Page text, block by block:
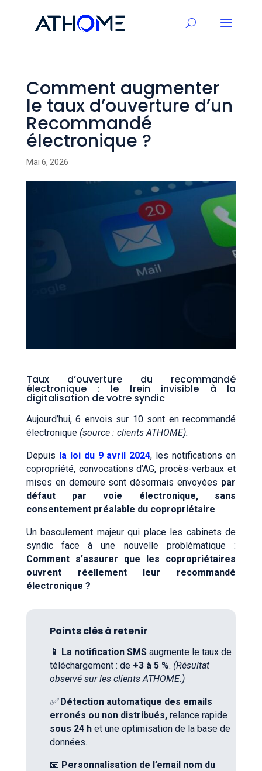
Comment augmenter
le taux d’ouverture d’un
Recommandé
électronique ?
Mai 6, 2026
Taux d’ouverture du recommandé
électronique : le frein invisible à la
digitalisation de votre syndic
Aujourd’hui, 6 envois sur 10 sont en recommandé
électronique (source : clients ATHOME).
Depuis la loi du 9 avril 2024, les notifications en
copropriété, convocations d’AG, procès-verbaux et
mises en demeure sont désormais envoyées par
défaut par voie électronique, sans
consentement préalable du copropriétaire.
Un basculement majeur qui place les cabinets de
syndic face à une nouvelle problématique :
Comment s’assurer que les copropriétaires
ouvrent réellement leur recommandé
électronique ?
Points clés à retenir
📱 La notification SMSaugmente le taux de
téléchargement : de +3 à 5 %. (Résultat
observé sur les clients ATHOME.)
✅Détection automatique des emails
erronés ou non distribués,relance rapide
sous 24 het une optimisation de la base de
données.
📧 Personnalisation de l’email nom du